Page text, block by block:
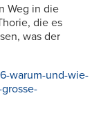
Weg in die
die es
was der
warum-und-wie-